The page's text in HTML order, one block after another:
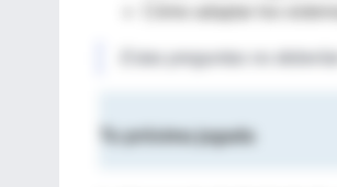
Cómo adaptar los
Estas preguntas no
Tu próxima jugada